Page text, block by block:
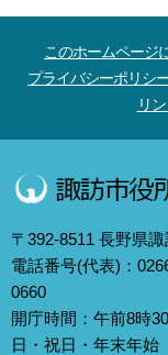
このホームページ
プライバシーポリシ
リ
〒392-8511 長野県
電話番号(代表)：
0660
開庁時間：午前8時
日・祝日・年末年始